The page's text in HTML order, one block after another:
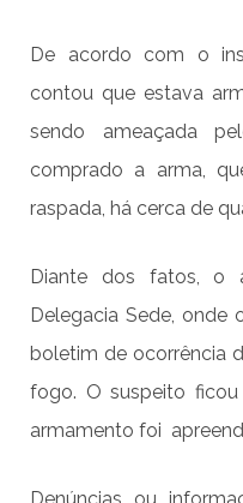
De acordo com o
contou que estava
sendo ameaçada
comprado a arma,
raspada, há cerca de
Diante dos fatos, o
Delegacia Sede,
boletim de ocorrência
fogo. O suspeito
armamento foi